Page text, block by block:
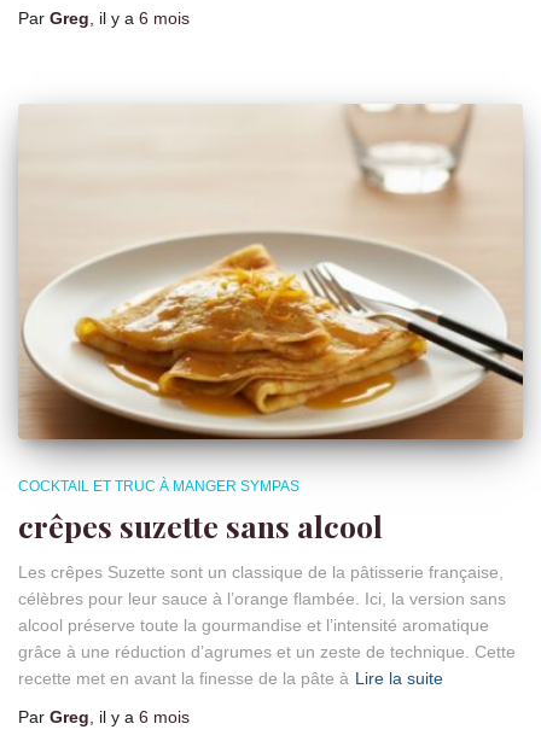
Par Greg , il y a 6 mois
COCKTAIL ET TRUC À MANGER SYMPAS
crêpes suzette sans alcool
Les crêpes Suzette sont un classique de la pâtisserie française,
célèbres pour leur sauce à l’orange flambée. Ici, la version sans
alcool préserve toute la gourmandise et l’intensité aromatique
grâce à une réduction d’agrumes et un zeste de technique. Cette
recette met en avant la finesse de la pâte à Lire la suite
Par Greg, il y a 6 mois